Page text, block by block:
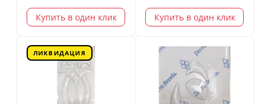
Купить в один клик Купить в один клик
ЛИКВИДАЦИЯ